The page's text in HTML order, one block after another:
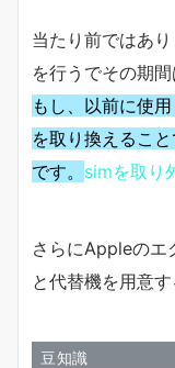
当たり前ではあ
を行うでその期
もし、以前に使
を取り換えるこ
です。 simを取り
さらにAppleのエ
と代替機を用意す
豆知識